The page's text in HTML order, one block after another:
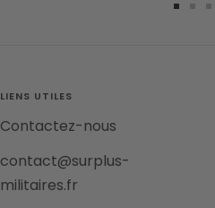
LIENS UTILES
Contactez-nous
contact@surplus-
militaires.fr